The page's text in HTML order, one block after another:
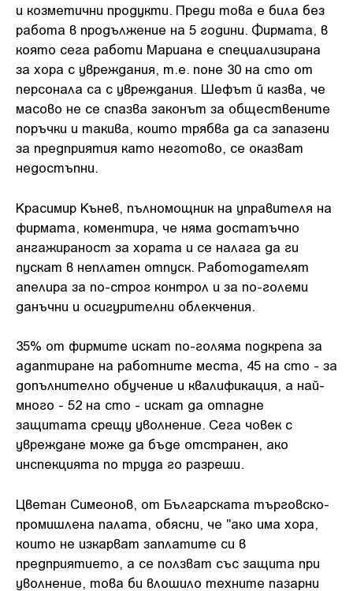
и козметични продукти. Преди това е била без
работа в продължение на 5 години. Фирмата, в
която сега работи Мариана е специализирана
за хора с увреждания, т.е. поне 30 на сто от
персонала са с увреждания. Шефът й казва, че
масово не се спазва законът за обществените
поръчки и такива, които трябва да са запазени
за предприятия като неготово, се оказват
недостъпни.
Красимир Кънев, пълномощник на управителя на
фирмата, коментира, че няма достатъчно
ангажираност за хората и се налага да ги
пускат в неплатен отпуск. Работодателят
апелира за по-строг контрол и за по-големи
данъчни и осигурителни облекчения.
35% от фирмите искат по-голяма подкрепа за
адаптиране на работните места, 45 на сто - за
допълнително обучение и квалификация, а най-
много - 52 на сто - искат да отпадне
защитата срещу уволнение. Сега човек с
увреждане може да бъде отстранен, ако
инспекцията по труда го разреши.
Цветан Симеонов, от Българската търговско-
промишлена палата, обясни, че "ако има хора,
които не изкарват заплатите си в
предприятието, а се ползват със защита при
уволнение, това би влошило техните пазарни